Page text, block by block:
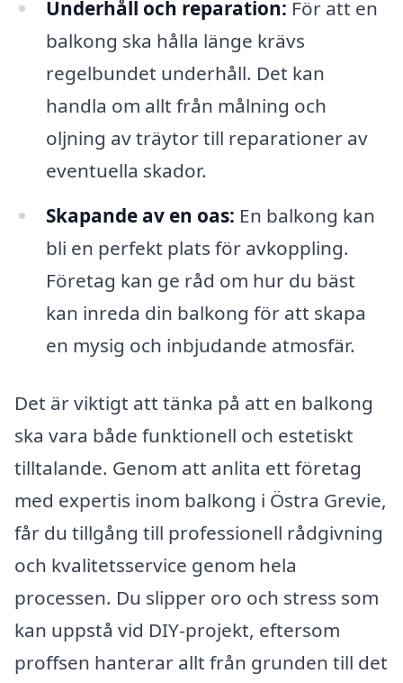
Underhåll och reparation: För att en
balkong ska hålla länge krävs
regelbundet underhåll. Det kan
handla om allt från målning och
oljning av träytor till reparationer av
eventuella skador.
Skapande av en oas: En balkong kan
bli en perfekt plats för avkoppling.
Företag kan ge råd om hur du bäst
kan inreda din balkong för att skapa
en mysig och inbjudande atmosfär.
Det är viktigt att tänka på att en balkong
ska vara både funktionell och estetiskt
tilltalande. Genom att anlita ett företag
med expertis inom balkong i Östra Grevie,
får du tillgång till professionell rådgivning
och kvalitetsservice genom hela
processen. Du slipper oro och stress som
kan uppstå vid DIY-projekt, eftersom
proffsen hanterar allt från grunden till det